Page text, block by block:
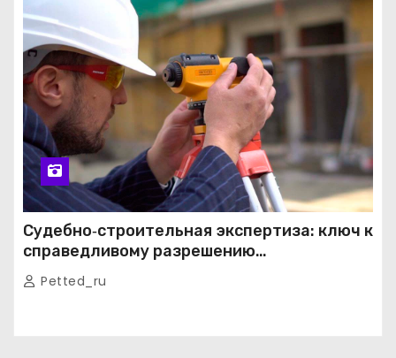
Судебно‑строительная экспертиза: ключ к
справедливому разрешению
строительных споров
Petted_ru